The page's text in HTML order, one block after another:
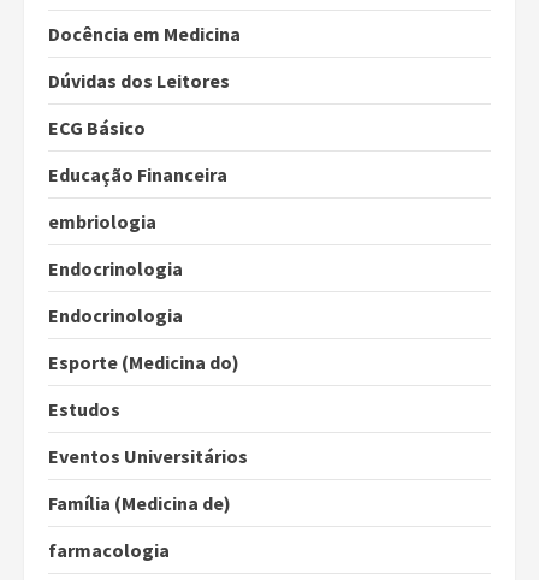
Docência em Medicina
Dúvidas dos Leitores
ECG Básico
Educação Financeira
embriologia
Endocrinologia
Endocrinologia
Esporte (Medicina do)
Estudos
Eventos Universitários
Família (Medicina de)
farmacologia